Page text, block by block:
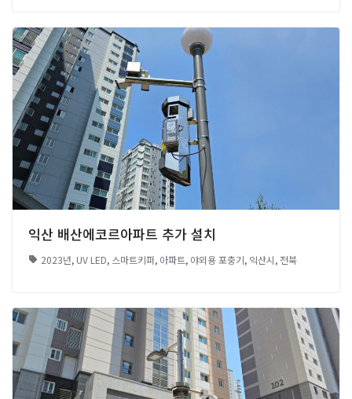
익산 배산에코르아파트 추가 설치
2023년, UV LED, 스마트키퍼, 아파트, 야외용 포충기, 익산시, 전북